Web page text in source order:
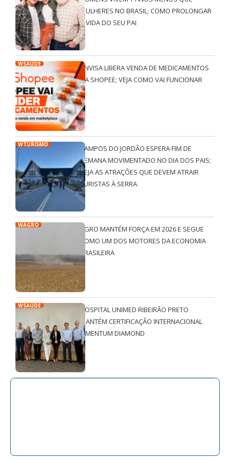
MULHERES NO BRASIL; COMO PROLONGAR
A VIDA DO SEU PAI
WSAÚDE
ANVISA LIBERA VENDA DE MEDICAMENTOS
NA SHOPEE; VEJA COMO VAI FUNCIONAR
WTURISMO
CAMPOS DO JORDÃO ESPERA FIM DE
SEMANA MOVIMENTADO NO DIA DOS PAIS;
VEJA AS ATRAÇÕES QUE DEVEM ATRAIR
TURISTAS À SERRA
WAGRO
AGRO MANTÉM FORÇA EM 2026 E SEGUE
COMO UM DOS MOTORES DA ECONOMIA
BRASILEIRA
WSAÚDE
HOSPITAL UNIMED RIBEIRÃO PRETO
MANTÉM CERTIFICAÇÃO INTERNACIONAL
QMENTUM DIAMOND